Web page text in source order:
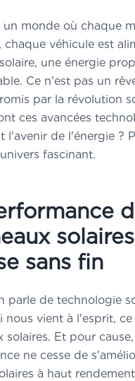
un monde où chaque
chaque véhicule est
une énergie
Ce n'est pas un
par la révolution
ces avancées
l'avenir de l'énergie ?
fascinant.
sans fin
parle de technologie
nous vient à l'esprit, ce
solaires. Et pour
ne cesse de
à haut